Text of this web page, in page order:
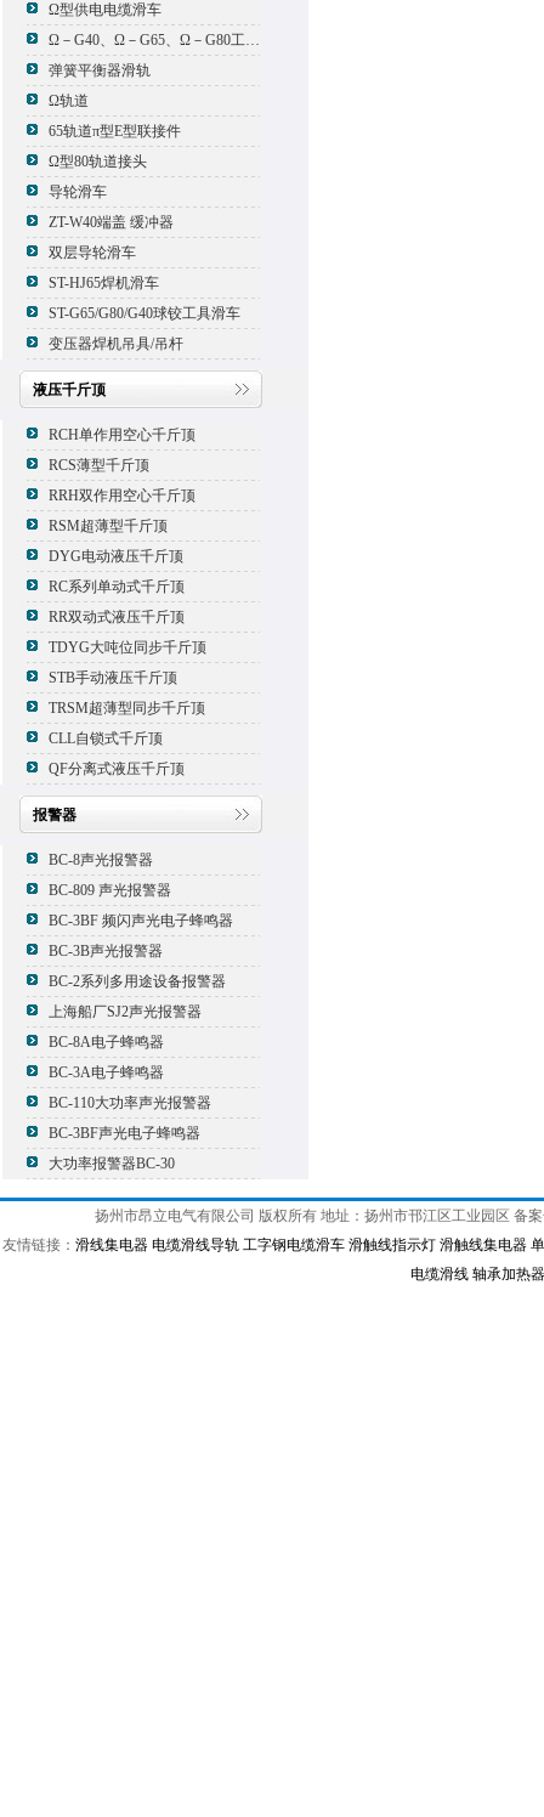
Ω型供电电缆滑车
Ω－G40、Ω－G65、Ω－G80工具滑车
弹簧平衡器滑轨
Ω轨道
65轨道π型E型联接件
Ω型80轨道接头
导轮滑车
ZT-W40端盖 缓冲器
双层导轮滑车
ST-HJ65焊机滑车
ST-G65/G80/G40球铰工具滑车
变压器焊机吊具/吊杆
液压千斤顶
RCH单作用空心千斤顶
RCS薄型千斤顶
RRH双作用空心千斤顶
RSM超薄型千斤顶
DYG电动液压千斤顶
RC系列单动式千斤顶
RR双动式液压千斤顶
TDYG大吨位同步千斤顶
STB手动液压千斤顶
TRSM超薄型同步千斤顶
CLL自锁式千斤顶
QF分离式液压千斤顶
报警器
BC-8声光报警器
BC-809 声光报警器
BC-3BF 频闪声光电子蜂鸣器
BC-3B声光报警器
BC-2系列多用途设备报警器
上海船厂SJ2声光报警器
BC-8A电子蜂鸣器
BC-3A电子蜂鸣器
BC-110大功率声光报警器
BC-3BF声光电子蜂鸣器
大功率报警器BC-30
扬州市昂立电气有限公司 版权所有 地址：扬州市邗江区工业园区 备
友情链接： 滑线集电器 电缆滑线导轨 工字钢电缆滑车 滑触线指示灯 滑触线集电器
电缆滑线 轴承加热器